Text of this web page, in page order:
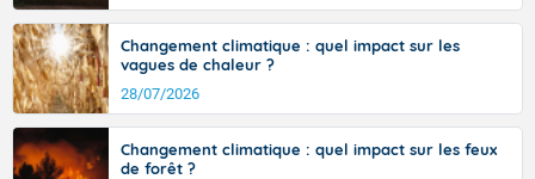
Changement climatique : quel impact sur les
vagues de chaleur ?
28/07/2026
Changement climatique : quel impact sur les feux
de forêt ?